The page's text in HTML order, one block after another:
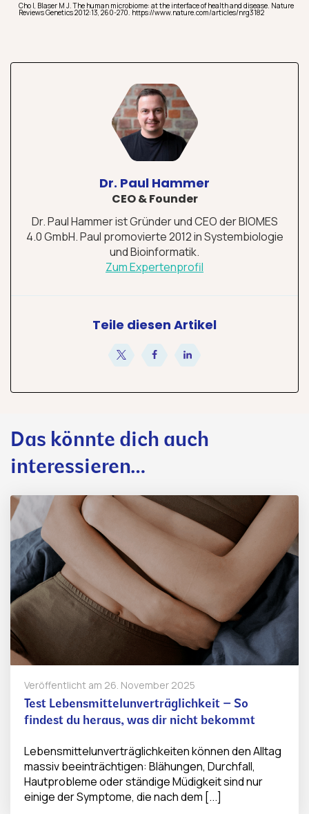
Cho I, Blaser M J. The human microbiome: at the interface of health and disease. Nature
Reviews Genetics 2012:13, 260-270. https://www.nature.com/articles/nrg3182
Dr. Paul Hammer
CEO & Founder
Dr. Paul Hammer ist Gründer und CEO der BIOMES
4.0 GmbH. Paul promovierte 2012 in Systembiologie
und Bioinformatik.
Zum Expertenprofil
Teile diesen Artikel
Das könnte dich auch
interessieren…
Veröffentlicht am 26. November 2025
Test Lebensmittelunverträglichkeit – So
findest du heraus, was dir nicht bekommt
Lebensmittelunverträglichkeiten können den Alltag
massiv beeinträchtigen: Blähungen, Durchfall,
Hautprobleme oder ständige Müdigkeit sind nur
einige der Symptome, die nach dem [...]